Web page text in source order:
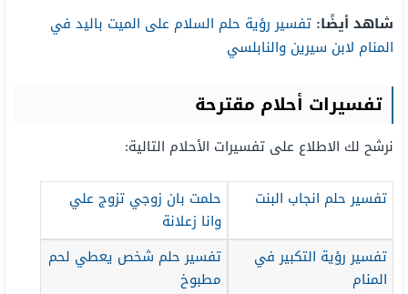
شاهد أيضًا: تفسير رؤية حلم السلام على الميت باليد في
المنام لابن سيرين والنابلسي
تفسيرات أحلام مقترحة
نرشح لك الاطلاع على تفسيرات الأحلام التالية:
تفسير حلم انجاب البنت
حلمت بان زوجي تزوج علي
وانا زعلانة
تفسير رؤية التكبير في
المنام
تفسير حلم شخص يعطي لحم
مطبوخ